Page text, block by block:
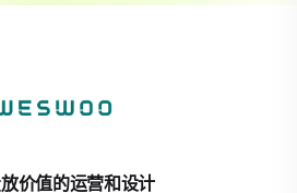
价值的运营和设计